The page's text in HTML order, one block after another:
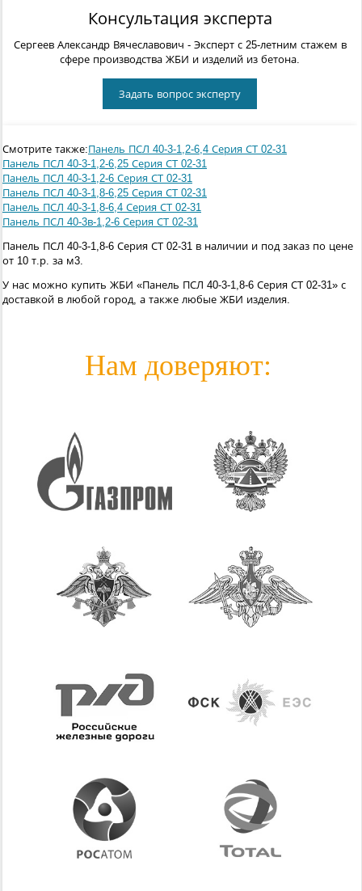
Консультация эксперта
Сергеев Александр Вячеславович - Эксперт с 25-летним стажем в
сфере производства ЖБИ и изделий из бетона.
Задать вопрос эксперту
Смотрите также:Панель ПСЛ 40-3-1,2-6,4 Серия СТ 02-31
Панель ПСЛ 40-3-1,2-6,25 Серия СТ 02-31
Панель ПСЛ 40-3-1,2-6 Серия СТ 02-31
Панель ПСЛ 40-3-1,8-6,25 Серия СТ 02-31
Панель ПСЛ 40-3-1,8-6,4 Серия СТ 02-31
Панель ПСЛ 40-3в-1,2-6 Серия СТ 02-31
Панель ПСЛ 40-3-1,8-6 Серия СТ 02-31 в наличии и под заказ по цене
от 10 т.р. за м3.
У нас можно купить ЖБИ «Панель ПСЛ 40-3-1,8-6 Серия СТ 02-31» с
доставкой в любой город, а также любые ЖБИ изделия.
Нам доверяют: